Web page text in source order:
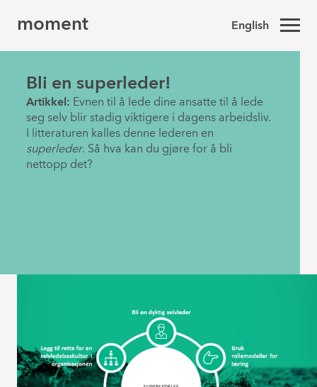
moment English
Bli en superleder!
Artikkel: Evnen til å lede dine ansatte til å lede
seg selv blir stadig viktigere i dagens arbeidsliv.
I litteraturen kalles denne lederen en
superleder. Så hva kan du gjøre for å bli
nettopp det?